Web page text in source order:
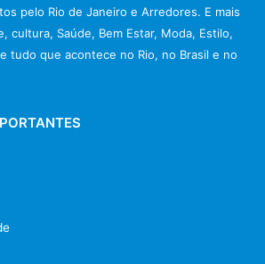
pelo Rio de Janeiro e Arredores. E mais
cultura, Saúde, Bem Estar, Moda, Estilo,
tudo que acontece no Rio, no Brasil e no